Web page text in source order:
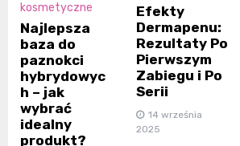
kosmetyczne
Najlepsza
baza do
paznokci
hybrydowyc
h – jak
wybrać
idealny
produkt?
Efekty
Dermapenu:
Rezultaty Po
Pierwszym
Zabiegu i Po
Serii
14 września
2025